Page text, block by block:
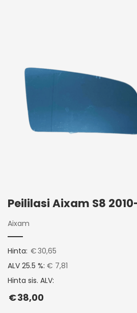
Peililasi Aixam S8
Aixam
Hinta: €30,65
ALV 25.5 %: € 7,81
Hinta sis. ALV:
€38,00